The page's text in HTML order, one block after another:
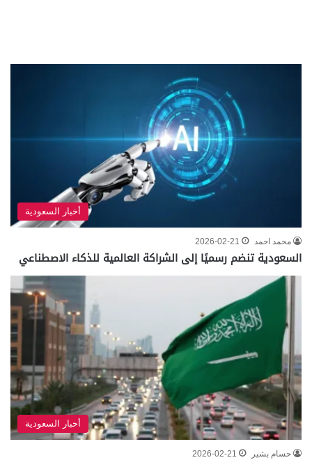
أخبار السعودية
محمد احمد 2026-02-21
السعودية تنضم رسميًا إلى الشراكة العالمية للذكاء الاصطناعي
أخبار السعودية
حسام بشير 2026-02-21